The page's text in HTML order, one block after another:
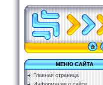
МЕНЮ САЙТА
Главная страница